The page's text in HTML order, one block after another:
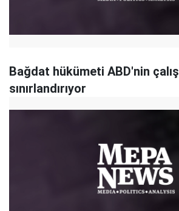
Bağdat hükümeti ABD'nin
sınırlandırıyor